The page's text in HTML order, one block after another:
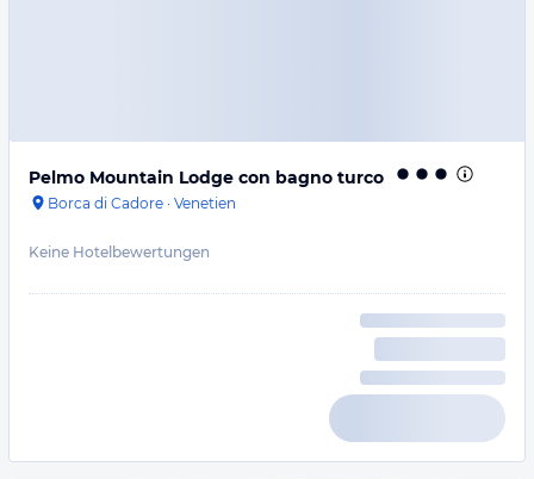
Pelmo Mountain Lodge con bagno turco
Borca di Cadore · Venetien
Keine Hotelbewertungen